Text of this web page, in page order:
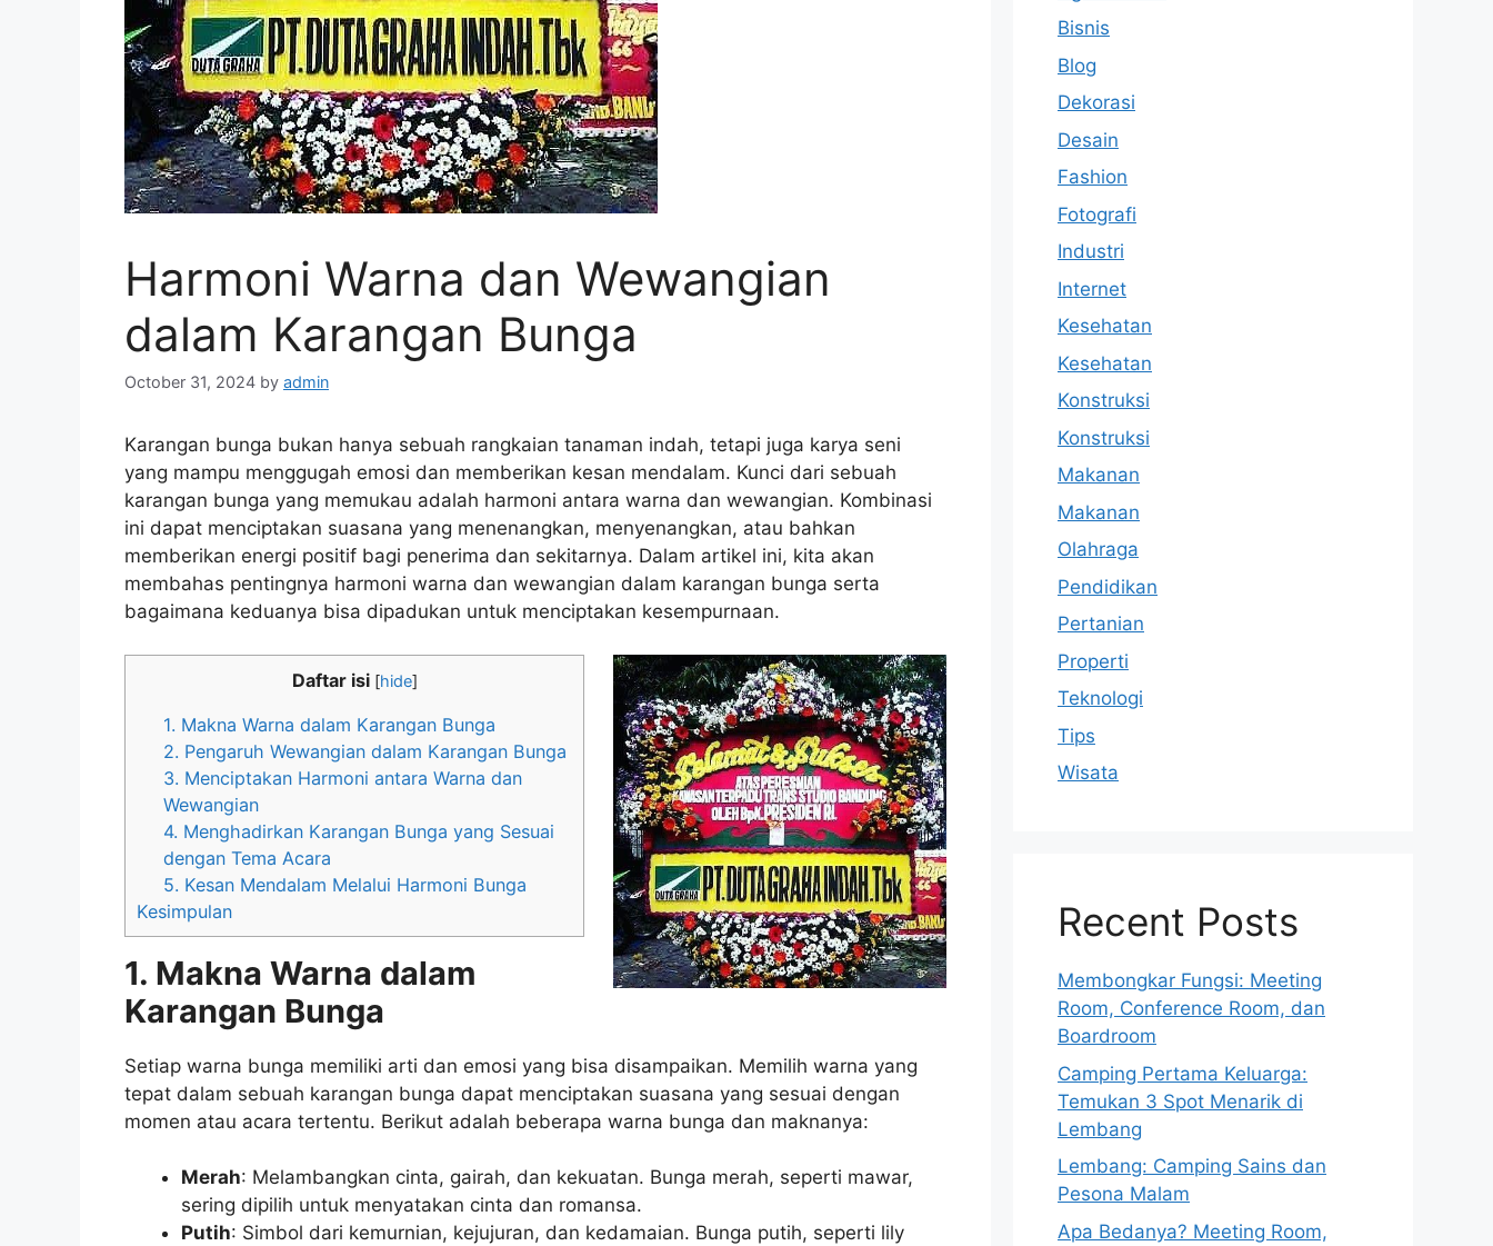
Harmoni Warna dan Wewangian
dalam Karangan Bunga
October 31, 2024 by admin
Karangan bunga bukan hanya sebuah rangkaian tanaman indah, tetapi juga karya seni
yang mampu menggugah emosi dan memberikan kesan mendalam. Kunci dari sebuah
karangan bunga yang memukau adalah harmoni antara warna dan wewangian. Kombinasi
ini dapat menciptakan suasana yang menenangkan, menyenangkan, atau bahkan
memberikan energi positif bagi penerima dan sekitarnya. Dalam artikel ini, kita akan
membahas pentingnya harmoni warna dan wewangian dalam karangan bunga serta
bagaimana keduanya bisa dipadukan untuk menciptakan kesempurnaan.
Daftar isi [hide]
1. Makna Warna dalam Karangan Bunga
2. Pengaruh Wewangian dalam Karangan Bunga
3. Menciptakan Harmoni antara Warna dan
Wewangian
4. Menghadirkan Karangan Bunga yang Sesuai
dengan Tema Acara
5. Kesan Mendalam Melalui Harmoni Bunga
Kesimpulan
1. Makna Warna dalam
Karangan Bunga
Setiap warna bunga memiliki arti dan emosi yang bisa disampaikan. Memilih warna yang
tepat dalam sebuah karangan bunga dapat menciptakan suasana yang sesuai dengan
momen atau acara tertentu. Berikut adalah beberapa warna bunga dan maknanya:
Merah: Melambangkan cinta, gairah, dan kekuatan. Bunga merah, seperti mawar,
sering dipilih untuk menyatakan cinta dan romansa.
Putih: Simbol dari kemurnian, kejujuran, dan kedamaian. Bunga putih, seperti lily
Bisnis
Blog
Dekorasi
Desain
Fashion
Fotografi
Industri
Internet
Kesehatan
Kesehatan
Konstruksi
Konstruksi
Makanan
Makanan
Olahraga
Pendidikan
Pertanian
Properti
Teknologi
Tips
Wisata
Recent Posts
Membongkar Fungsi: Meeting
Room, Conference Room, dan
Boardroom
Camping Pertama Keluarga:
Temukan 3 Spot Menarik di
Lembang
Lembang: Camping Sains dan
Pesona Malam
Apa Bedanya? Meeting Room,